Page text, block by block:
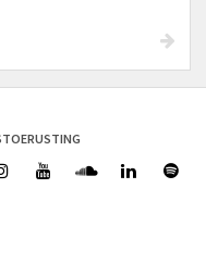
leven heeft gewerkt. God is
Hij geneest,